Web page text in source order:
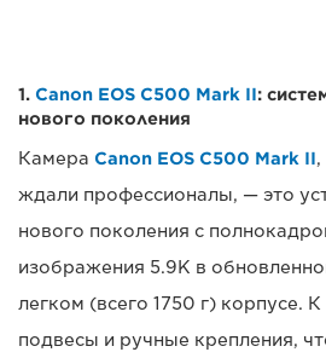
1. Canon EOS C500 Mark II:
нового поколения
Камера Canon EOS C500 Mark II,
ждали профессионалы, — это
нового поколения с
изображения 5.9K в
легком (всего 1750 г) корпусе.
подвесы и ручные крепления,